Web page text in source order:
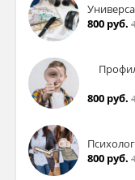
800 руб.
800 руб.
800 руб.